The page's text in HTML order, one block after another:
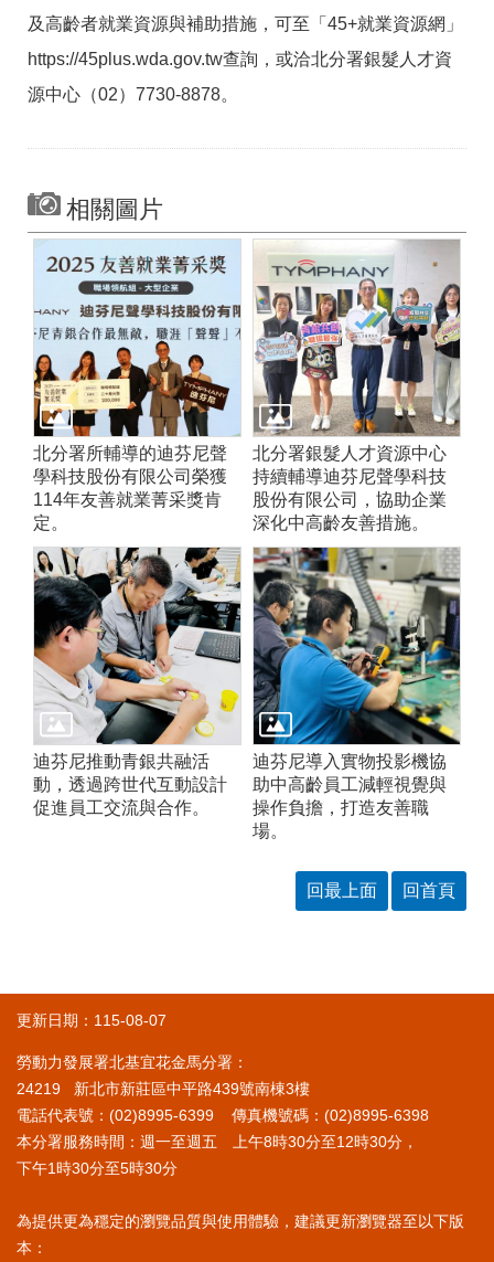
及高齡者就業資源與補助措施，可至「45+就業資源網」
https://45plus.wda.gov.tw查詢，或洽北分署銀髮人才資
源中心（02）7730-8878。
相關圖片
北分署所輔導的迪芬尼聲
學科技股份有限公司榮獲
114年友善就業菁采獎肯
定。
北分署銀髮人才資源中心
持續輔導迪芬尼聲學科技
股份有限公司，協助企業
深化中高齡友善措施。
迪芬尼推動青銀共融活
動，透過跨世代互動設計
促進員工交流與合作。
迪芬尼導入實物投影機協
助中高齡員工減輕視覺與
操作負擔，打造友善職
場。
回最上面 回首頁
更新日期：115-08-07
勞動力發展署北基宜花金馬分署：
24219 新北市新莊區中平路439號南棟3樓
電話代表號：(02)8995-6399 傳真機號碼：(02)8995-6398
本分署服務時間：週一至週五 上午8時30分至12時30分，
下午1時30分至5時30分
為提供更為穩定的瀏覽品質與使用體驗，建議更新瀏覽器至以下版
本：